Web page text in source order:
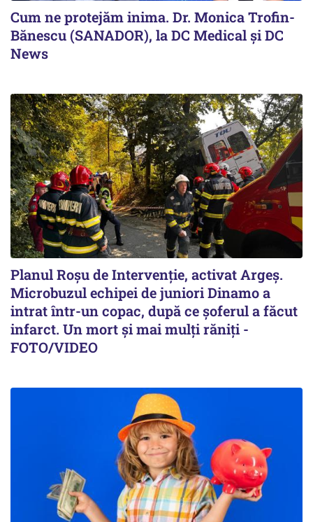
Cum ne protejăm inima. Dr. Monica Trofin-
Bănescu (SANADOR), la DC Medical și DC
News
Planul Roşu de Intervenţie, activat Argeş.
Microbuzul echipei de juniori Dinamo a
intrat într-un copac, după ce șoferul a făcut
infarct. Un mort și mai mulți răniți -
FOTO/VIDEO